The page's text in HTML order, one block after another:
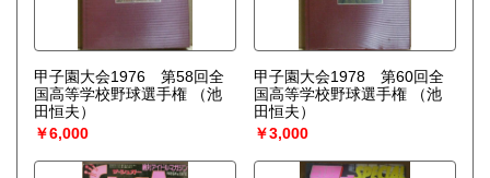
甲子園大会1976 第58回全
国高等学校野球選手権
（池
田恒夫）
￥6,000
甲子園大会1978 第60回全
国高等学校野球選手権
（池
田恒夫）
￥3,000